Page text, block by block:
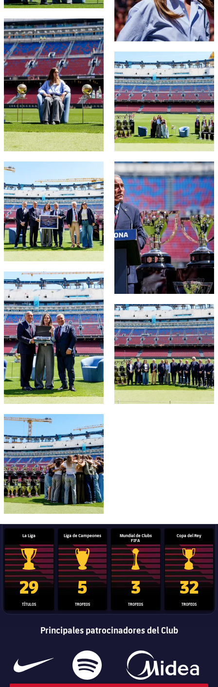
FC Barcelona club badge
FC Barcelona club badge
FC Barcelona club badge
FC Barcelona club badge
FC Barcelona club badge
FC Barcelona club badge
La Liga
Trofeo de La Liga
29
TÍTULOS
Liga de Campeones
Trofeo de la Liga de Campeones
5
TROFEOS
Mundial de Clubs
FIFA
Trofeo del Mundial de
3
TROFEOS
Copa del Rey
Copa del
32
TROFEOS
Principales patrocinadores del Club